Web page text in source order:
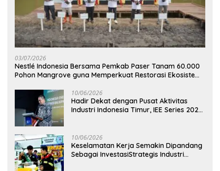
03/07/2026
Nestlé Indonesia Bersama Pemkab Paser Tanam 60.000
Pohon Mangrove guna Memperkuat Restorasi Ekosistem
10/06/2026
Hadir Dekat dengan Pusat Aktivitas
Industri Indonesia Timur, IEE Series 2026
10/06/2026
Keselamatan Kerja Semakin Dipandang
Sebagai InvestasiStrategis Industri